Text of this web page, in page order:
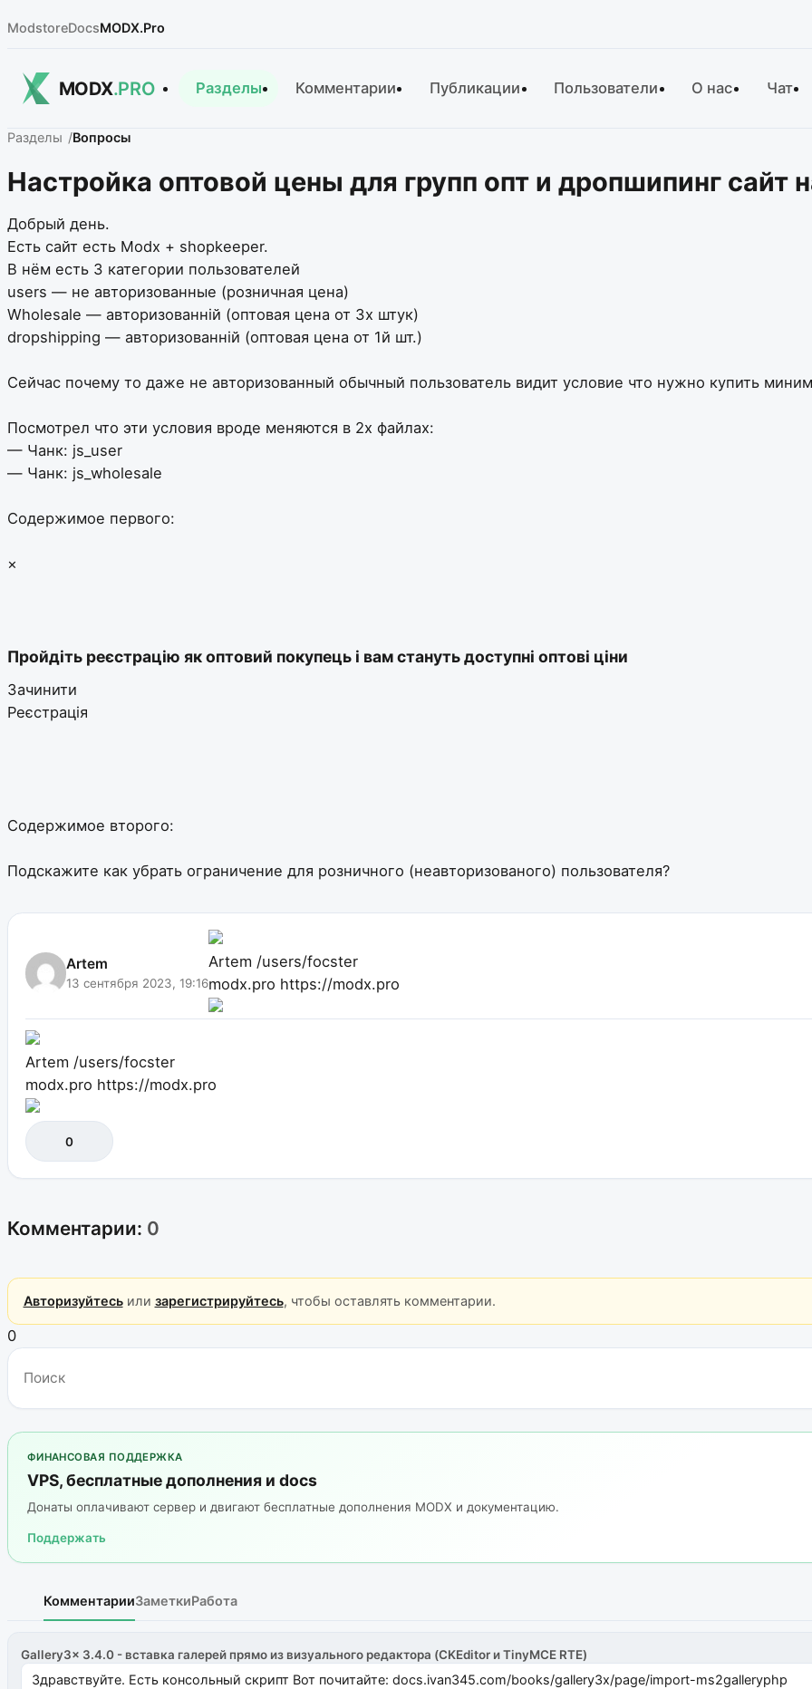
ModstoreDocsMODX.Pro
MODX.PRO Разделы Комментарии Публикации Пользователи О нас Чат
Разделы Вопросы
Настройка оптовой цены для групп опт и дропшипинг сайт
Добрый день.
Есть сайт есть Modx + shopkeeper.
В нём есть 3 категории пользователей
users — не авторизованные (розничная цена)
Wholesale — авторизованній (оптовая цена от 3х штук)
dropshipping — авторизованній (оптовая цена от 1й шт.)
Сейчас почему то даже не авторизованный обычный пользователь видит условие что нужно купить
Посмотрел что эти условия вроде меняются в 2х файлах:
— Чанк: js_user
— Чанк: js_wholesale
Содержимое первого:
×
Пройдіть реєстрацію як оптовий покупець і вам стануть доступні оптові ціни
Зачинити
Реєстрація
Содержимое второго:
Подскажите как убрать ограничение для розничного (неавторизованого) пользователя?
Artem
13 сентября 2023, 19:16
Artem /users/focster
modx.pro https://modx.pro
Artem /users/focster
modx.pro https://modx.pro
0
Комментарии: 0
Авторизуйтесьили зарегистрируйтесь, чтобы оставлять комментарии.
0
ФИНАНСОВАЯ ПОДДЕРЖКА
VPS, бесплатные дополнения и docs
Донаты оплачивают сервер и двигают бесплатные дополнения MODX и документацию.
Поддержать
КомментарииЗаметкиРабота
Gallery3x 3.4.0 - вставка галерей прямо из визуального редактора (CKEditor и TinyMCE RTE)
Здравствуйте. Есть консольный скрипт Вот почитайте: docs.ivan345.com/books/gallery3x/page/import-ms2galleryphp